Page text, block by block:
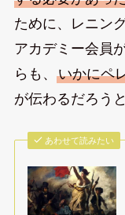
ために、レニン
アカデミー会員
らも、 いかにペ
が伝わるだろう
あわせて読みたい